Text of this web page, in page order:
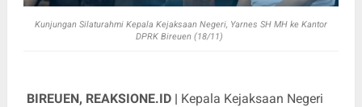
Kunjungan Silaturahmi Kepala Kejaksaan Negeri, Yarnes SH MH ke Kantor
DPRK Bireuen (18/11)
BIREUEN, REAKSIONE.ID | Kepala Kejaksaan Negeri